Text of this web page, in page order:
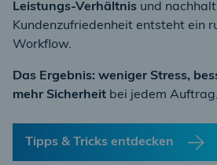
Leistungs-Verhältnis und
Kundenzufriedenheit entsteht ein
Workflow.
Das Ergebnis: weniger Stress,
mehr Sicherheit bei jedem Auftrag.
Tipps & Tricks entdecken